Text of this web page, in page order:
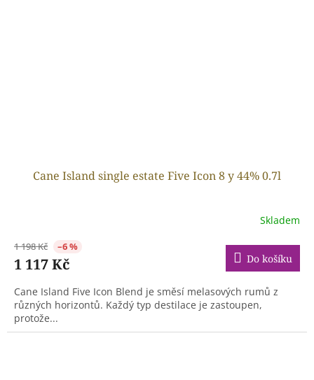
Cane Island single estate Five Icon 8 y 44% 0.7l
Skladem
1 198 Kč –6 %
1 117 Kč Do košíku
Cane Island Five Icon Blend je směsí melasových rumů z
různých horizontů. Každý typ destilace je zastoupen,
protože...